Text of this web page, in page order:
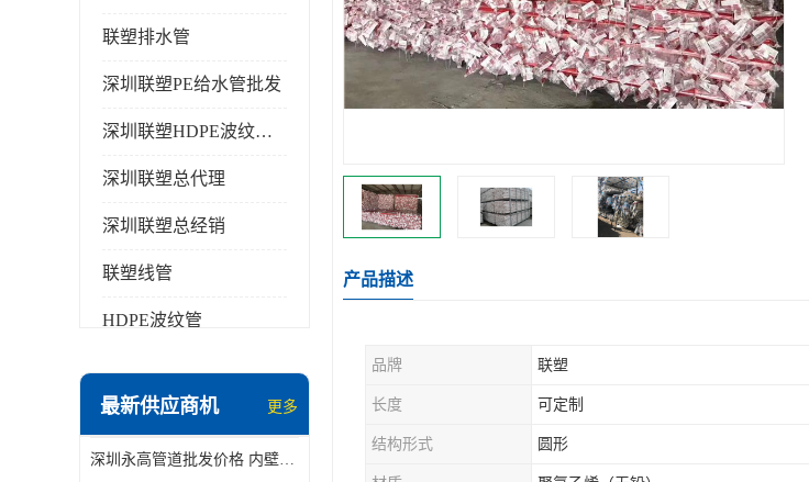
联塑排水管
深圳联塑PE给水管批发
深圳联塑HDPE波纹管批发
深圳联塑总代理
深圳联塑总经销
联塑线管
HDPE波纹管
最新供应商机 更多
深圳永高管道批发价格 内壁光滑 抗震性能好
产品描述
品牌 联塑
长度 可定制
结构形式 圆形